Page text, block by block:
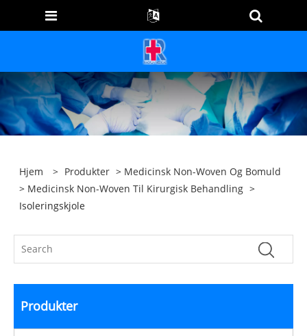
Hjem > Produkter > Medicinsk Non-Woven Og Bomuld
> Medicinsk Non-Woven Til Kirurgisk Behandling >
Isoleringskjole
Produkter